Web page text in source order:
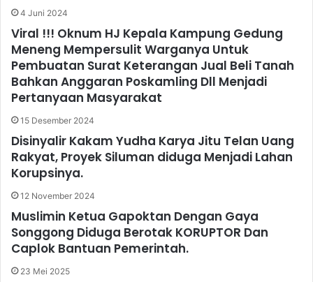
4 Juni 2024
Viral !!! Oknum HJ Kepala Kampung Gedung
Meneng Mempersulit Warganya Untuk
Pembuatan Surat Keterangan Jual Beli Tanah
Bahkan Anggaran Poskamling Dll Menjadi
Pertanyaan Masyarakat
15 Desember 2024
Disinyalir Kakam Yudha Karya Jitu Telan Uang
Rakyat, Proyek Siluman diduga Menjadi Lahan
Korupsinya.
12 November 2024
Muslimin Ketua Gapoktan Dengan Gaya
Songgong Diduga Berotak KORUPTOR Dan
Caplok Bantuan Pemerintah.
23 Mei 2025